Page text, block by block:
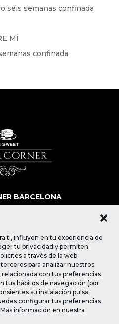
ti, influyen en tu experiencia de
tu privacidad y permiten
a través de la web.
para analizar nuestros
con tus preferencias
tus hábitos de navegación (por
su instalación pulsa
configurar tus preferencias
información en nuestra
seis semanas confinada
MÍ
confinada
BARCELONA